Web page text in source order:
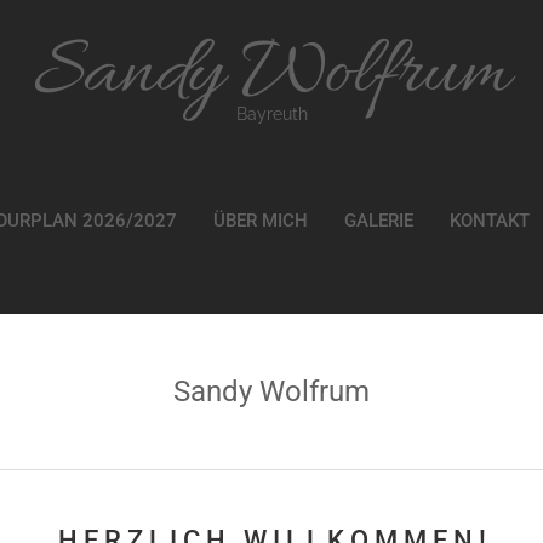
Sandy Wolfrum
Bayreuth
2026/2027 ÜBER MICH GALERIE KONTAKT
Sandy Wolfrum